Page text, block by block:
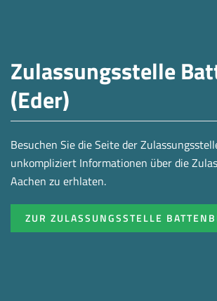
Zulassungsstelle
(Eder)
Besuchen Sie die Seite der
unkompliziert Informationen über die
Aachen zu erhlaten.
ZUR ZULASSUNGSSTELLE